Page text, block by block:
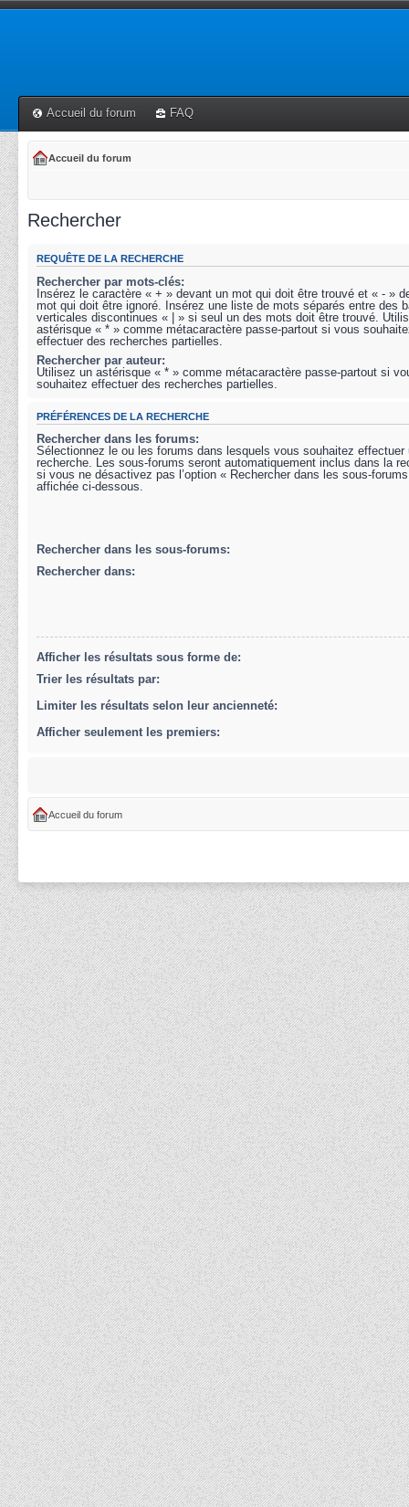
Accueil du forum FAQ
Accueil du forum
Rechercher
REQUÊTE DE LA RECHERCHE
Rechercher par mots-clés:
Insérez le caractère « + » devant un mot qui doit être trouvé et « - »
mot qui doit être ignoré. Insérez une liste de mots séparés entre des
verticales discontinues « | » si seul un des mots doit être trouvé.
astérisque « * » comme métacaractère passe-partout si vous
effectuer des recherches partielles.
Rechercher par auteur:
Utilisez un astérisque « * » comme métacaractère passe-partout si
souhaitez effectuer des recherches partielles.
PRÉFÉRENCES DE LA RECHERCHE
Rechercher dans les forums:
Sélectionnez le ou les forums dans lesquels vous souhaitez effectuer
recherche. Les sous-forums seront automatiquement inclus dans la
si vous ne désactivez pas l’option « Rechercher dans les sous-
affichée ci-dessous.
Rechercher dans les sous-forums:
Rechercher dans:
Afficher les résultats sous forme de:
Trier les résultats par:
Limiter les résultats selon leur ancienneté:
Afficher seulement les premiers:
Accueil du forum